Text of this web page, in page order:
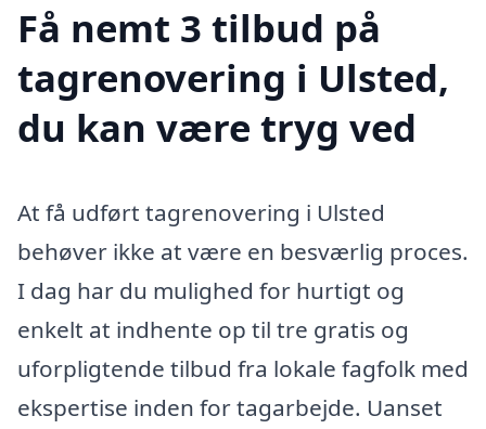
Få nemt 3 tilbud på
tagrenovering i Ulsted,
du kan være tryg ved
At få udført tagrenovering i Ulsted
behøver ikke at være en besværlig proces.
I dag har du mulighed for hurtigt og
enkelt at indhente op til tre gratis og
uforpligtende tilbud fra lokale fagfolk med
ekspertise inden for tagarbejde. Uanset